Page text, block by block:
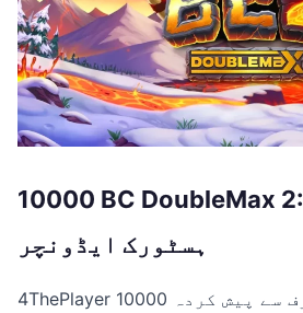
10000 BC DoubleMax 2: ایک پری
ہسٹورک ایڈونچر
4ThePlayer کی طرف سے پیش کردہ 10000 BC